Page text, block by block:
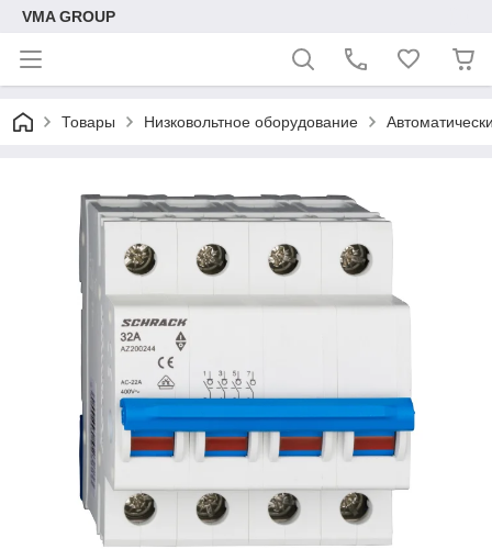
VMA GROUP
Товары Низковольтное оборудование